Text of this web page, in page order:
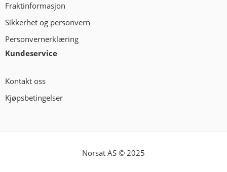
Fraktinformasjon
Sikkerhet og personvern
Personvernerklæring
Kundeservice
Kontakt oss
Kjøpsbetingelser
Norsat AS © 2025